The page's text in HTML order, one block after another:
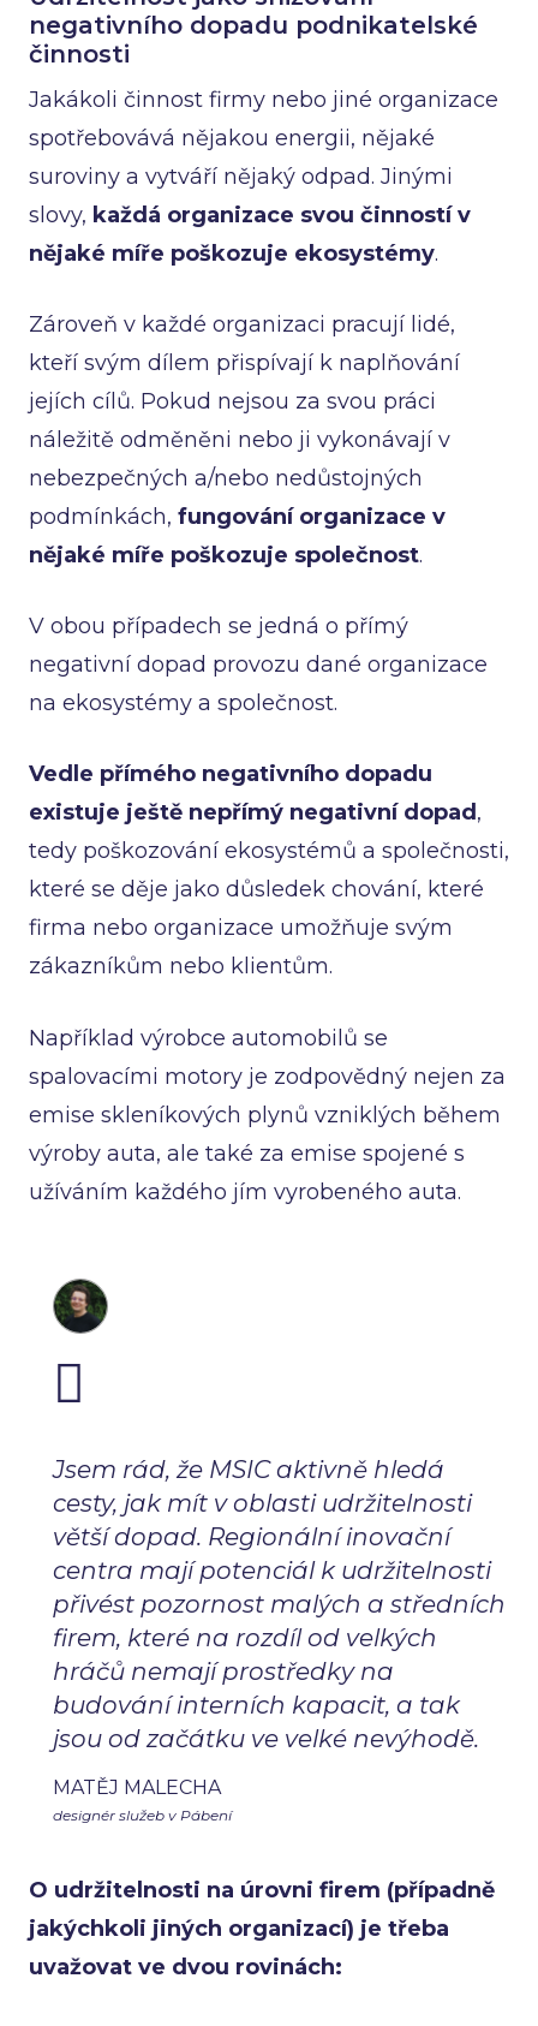
negativního dopadu podnikatelské
činnosti
Jakákoli činnost firmy nebo jiné organizace
spotřebovává nějakou energii, nějaké
suroviny a vytváří nějaký odpad. Jinými
slovy, každá organizace svou činností v
nějaké míře poškozuje ekosystémy.
Zároveň v každé organizaci pracují lidé,
kteří svým dílem přispívají k naplňování
jejích cílů. Pokud nejsou za svou práci
náležitě odměněni nebo ji vykonávají v
nebezpečných a/nebo nedůstojných
podmínkách, fungování organizace v
nějaké míře poškozuje společnost.
V obou případech se jedná o přímý
negativní dopad provozu dané organizace
na ekosystémy a společnost.
Vedle přímého negativního dopadu
existuje ještě nepřímý negativní dopad ,
tedy poškozování ekosystémů a společnosti,
které se děje jako důsledek chování, které
firma nebo organizace umožňuje svým
zákazníkům nebo klientům.
Například výrobce automobilů se
spalovacími motory je zodpovědný nejen za
emise skleníkových plynů vzniklých během
výroby auta, ale také za emise spojené s
užíváním každého jím vyrobeného auta.
Jsem rád, že MSIC aktivně hledá
cesty, jak mít v oblasti udržitelnosti
větší dopad. Regionální inovační
centra mají potenciál k udržitelnosti
přivést pozornost malých a středních
firem, které na rozdíl od velkých
hráčů nemají prostředky na
budování interních kapacit, a tak
jsou od začátku ve velké nevýhodě.
MATĚJ MALECHA
designér služeb v Pábení
O udržitelnosti na úrovni firem (případně
jakýchkoli jiných organizací) je třeba
uvažovat ve dvou rovinách: